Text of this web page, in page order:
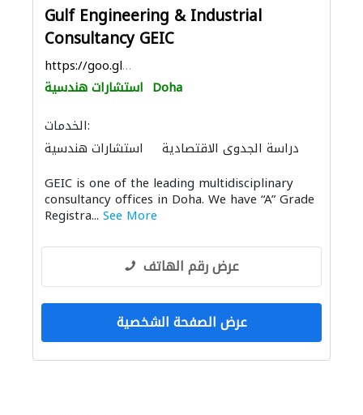
Gulf Engineering & Industrial
Consultancy GEIC
https://goo.gl/maps/J9FfFcG4AVE1QNgP6
استشارات هندسية Doha
الخدمات:
استشارات هندسية
دراسة الجدوى الاقتصادية
GEIC is one of the leading multidisciplinary
consultancy offices in Doha. We have “A” Grade
Registra... See More
عرض رقم الهاتف
عرض الصفحة الشخصية